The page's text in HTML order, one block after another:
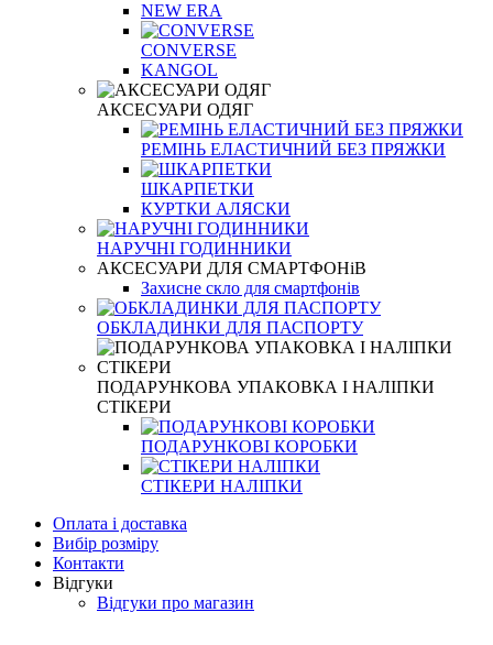
NEW ERA
CONVERSE
KANGOL
АКСЕСУАРИ ОДЯГ
РЕМІНЬ ЕЛАСТИЧНИЙ БЕЗ ПРЯЖКИ
ШКАРПЕТКИ
КУРТКИ АЛЯСКИ
НАРУЧНІ ГОДИННИКИ
АКСЕСУАРИ ДЛЯ СМАРТФОНіВ
Захисне скло для смартфонів
ОБКЛАДИНКИ ДЛЯ ПАСПОРТУ
ПОДАРУНКОВА УПАКОВКА І НАЛІПКИ
СТІКЕРИ
ПОДАРУНКОВІ КОРОБКИ
СТІКЕРИ НАЛІПКИ
Оплата і доставка
Вибір розміру
Контакти
Відгуки
Відгуки про магазин